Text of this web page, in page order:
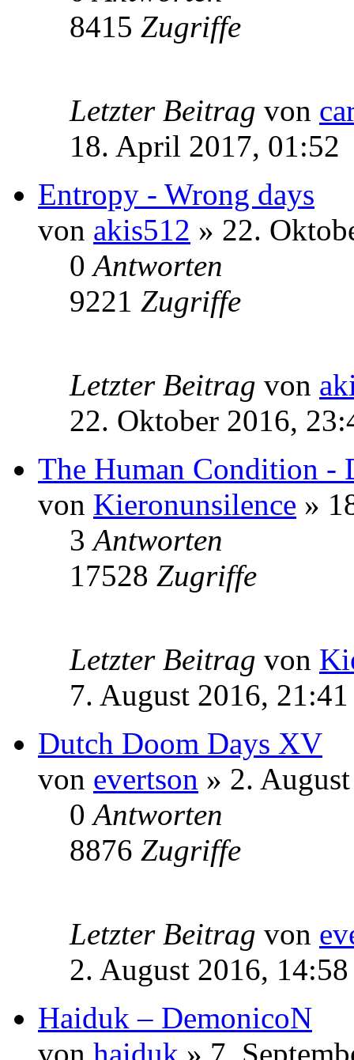
8415 Zugriffe
Letzter Beitrag von
18. April 2017, 01:52
Entropy - Wrong days
von akis512 » 22.
0Antworten
9221 Zugriffe
Letzter Beitrag von
22. Oktober 2016,
The Human Condition -
von Kieronunsilence »
3Antworten
17528 Zugriffe
Letzter Beitrag von
7. August 2016, 21:41
Dutch Doom Days XV
von evertson » 2.
0Antworten
8876 Zugriffe
Letzter Beitrag von
2. August 2016, 14:58
Haiduk – DemonicoN
von haiduk » 7.